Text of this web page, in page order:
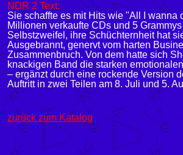
NDR 2 Text:
Sie schaffte es mit Hits wie "All I
Millionen verkaufte CDs und 5
Selbstzweifel, ihre Schüchternheit hat
Ausgebrannt, genervt vom harten
Zusammenbruch. Von dem hatte sich
knackigen Band die starken
– ergänzt durch eine rockende Version
Auftritt in zwei Teilen am 8. Juli und 5.
zurück zum Katalog